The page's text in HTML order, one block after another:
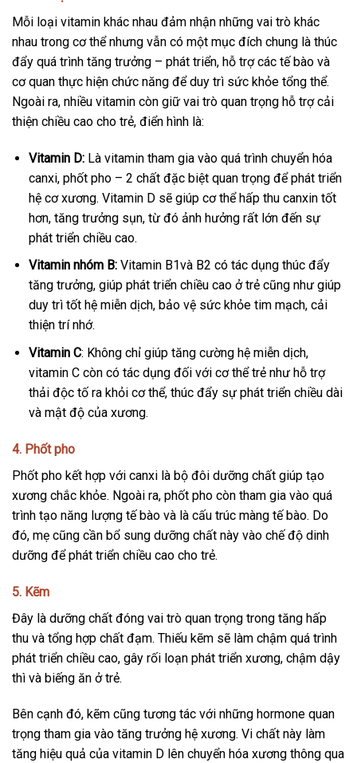
Mỗi loại vitamin khác nhau đảm nhận những vai trò khác
nhau trong cơ thể nhưng vẫn có một mục đích chung là thúc
đẩy quá trình tăng trưởng – phát triển, hỗ trợ các tế bào và
cơ quan thực hiện chức năng để duy trì sức khỏe tổng thể.
Ngoài ra, nhiều vitamin còn giữ vai trò quan trọng hỗ trợ cải
thiện chiều cao cho trẻ, điển hình là:
Vitamin D: Là vitamin tham gia vào quá trình chuyển hóa
canxi, phốt pho – 2 chất đặc biệt quan trọng để phát triển
hệ cơ xương. Vitamin D sẽ giúp cơ thể hấp thu canxin tốt
hơn, tăng trưởng sụn, từ đó ảnh hưởng rất lớn đến sự
phát triển chiều cao.
Vitamin nhóm B:Vitamin B1và B2 có tác dụng thúc đẩy
tăng trưởng, giúp phát triển chiều cao ở trẻ cũng như giúp
duy trì tốt hệ miễn dịch, bảo vệ sức khỏe tim mạch, cải
thiện trí nhớ.
Vitamin C: Không chỉ giúp tăng cường hệ miễn dịch,
vitamin C còn có tác dụng đối với cơ thể trẻ như hỗ trợ
thải độc tố ra khỏi cơ thể, thúc đẩy sự phát triển chiều dài
và mật độ của xương.
4. Phốt pho
Phốt pho kết hợp với canxi là bộ đôi dưỡng chất giúp tạo
xương chắc khỏe. Ngoài ra, phốt pho còn tham gia vào quá
trình tạo năng lượng tế bào và là cấu trúc màng tế bào. Do
đó, mẹ cũng cần bổ sung dưỡng chất này vào chế độ dinh
dưỡng để phát triển chiều cao cho trẻ.
5. Kẽm
Đây là dưỡng chất đóng vai trò quan trọng trong tăng hấp
thu và tổng hợp chất đạm. Thiếu kẽm sẽ làm chậm quá trình
phát triển chiều cao, gây rối loạn phát triển xương, chậm dậy
thì và biếng ăn ở trẻ.
Bên cạnh đó, kẽm cũng tương tác với những hormone quan
trọng tham gia vào tăng trưởng hệ xương. Vi chất này làm
tăng hiệu quả của vitamin D lên chuyển hóa xương thông qua